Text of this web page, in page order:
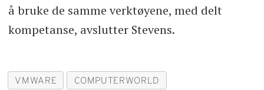
å bruke de samme verktøyene, med delt
kompetanse, avslutter Stevens.
VMWARE COMPUTERWORLD